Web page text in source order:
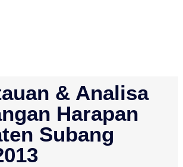
& Analisa
Harapan
Subang